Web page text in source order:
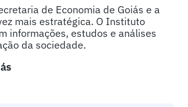
de Economia de Goiás e a
mais estratégica. O Instituto
informações, estudos e análises
da sociedade.